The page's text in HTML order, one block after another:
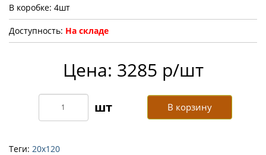
В коробке: 4шт
Доступность: На складе
Цена: 3285 р/шт
В корзину
Теги: 20х120